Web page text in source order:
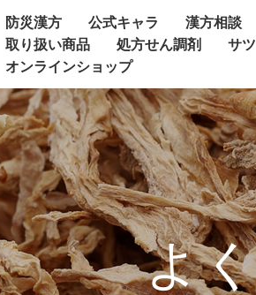
防災漢方 公式キャラ 漢方相談
取り扱い商品
処方せん調剤 サ
オンラインショップ
よ